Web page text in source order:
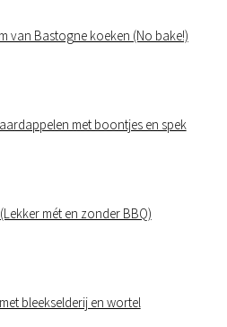
van Bastogne koeken (No bake!)
met boontjes en spek
mét en zonder BBQ)
bleekselderij en wortel